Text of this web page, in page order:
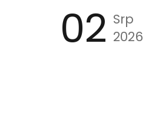
02 Srp
2026